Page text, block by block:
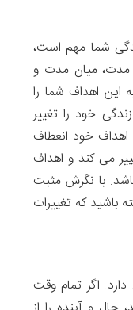
شما مهم است،
مدت، میان مدت و
این اهداف شما را
خود را تغییر
خود انعطاف
می کند و اهداف
با نگرش مثبت
باشید که تغییرات
اگر تمام وقت